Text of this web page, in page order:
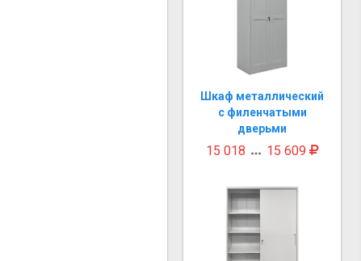
Шкаф металлический
с филенчатыми
дверьми
15 018  15 609